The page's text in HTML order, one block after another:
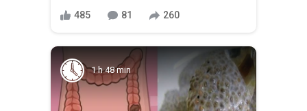
485 81 260
1 h 48 min